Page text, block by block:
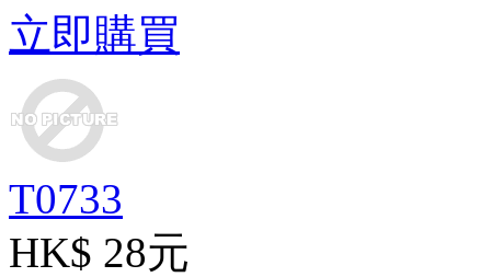
立即購買
T0733
HK$ 28元